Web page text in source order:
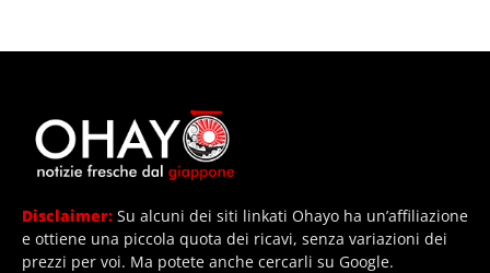
Disclaimer: Su alcuni dei siti linkati Ohayo ha un’affiliazione
e ottiene una piccola quota dei ricavi, senza variazioni dei
prezzi per voi. Ma potete anche cercarli su Google.